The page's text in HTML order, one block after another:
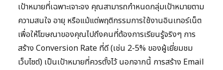
เป้าหมายที่เฉพาะเจาะจง คุณสามารถกำหนดกลุ่มเป้าหมายตาม
ความสนใจ อายุ หรือแม้แต่พฤติกรรมการใช้งานอินเทอร์เน็ต
เพื่อให้โฆษณาของคุณไปถึงคนที่ต้องการเรียนรู้จริงๆ การ
สร้าง Conversion Rate ที่ดี (เช่น 2-5% ของผู้เยี่ยมชม
เว็บไซต์) เป็นเป้าหมายที่ควรตั้งไว้ นอกจากนี้ การสร้าง Email